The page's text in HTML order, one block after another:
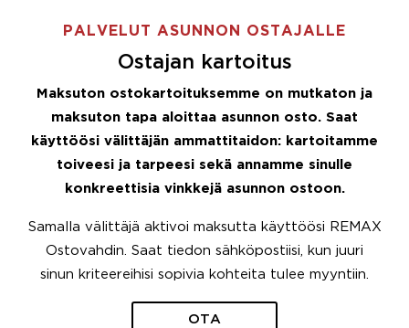
PALVELUT ASUNNON OSTAJALLE
Ostajan kartoitus
Maksuton ostokartoituksemme on mutkaton ja
maksuton tapa aloittaa asunnon osto. Saat
käyttöösi välittäjän ammattitaidon: kartoitamme
toiveesi ja tarpeesi sekä annamme sinulle
konkreettisia vinkkejä asunnon ostoon.
Samalla välittäjä aktivoi maksutta käyttöösi REMAX
Ostovahdin. Saat tiedon sähköpostiisi, kun juuri
sinun kriteereihisi sopivia kohteita tulee myyntiin.
OTA